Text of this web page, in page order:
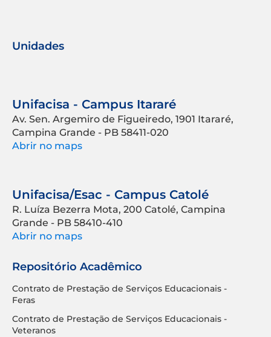
Unidades
Unifacisa - Campus Itararé
Av. Sen. Argemiro de Figueiredo, 1901 Itararé,
Campina Grande - PB 58411-020
Abrir no maps
Unifacisa/Esac - Campus Catolé
R. Luíza Bezerra Mota, 200 Catolé, Campina
Grande - PB 58410-410
Abrir no maps
Repositório Acadêmico
Contrato de Prestação de Serviços Educacionais -
Feras
Contrato de Prestação de Serviços Educacionais -
Veteranos